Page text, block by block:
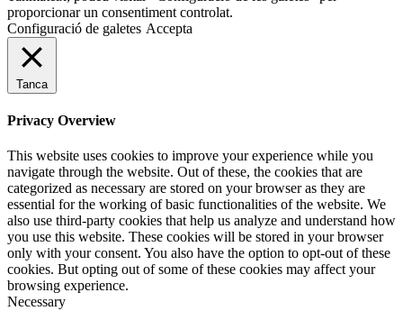
proporcionar un consentiment controlat.
Configuració de galetes Accepta
Tanca
Privacy Overview
This website uses cookies to improve your experience while you
navigate through the website. Out of these, the cookies that are
categorized as necessary are stored on your browser as they are
essential for the working of basic functionalities of the website. We
also use third-party cookies that help us analyze and understand how
you use this website. These cookies will be stored in your browser
only with your consent. You also have the option to opt-out of these
cookies. But opting out of some of these cookies may affect your
browsing experience.
Necessary